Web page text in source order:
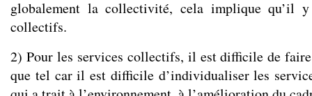
globalement la collectivité, cela implique qu’il
collectifs.
2) Pour les services collectifs, il est difficile de faire
que tel car il est difficile d’individualiser les